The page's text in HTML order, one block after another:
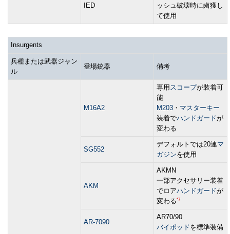
IED
ッシュ破壊時に鹵獲し
て使用
Insurgents
兵種または武器ジャン
ル
登場銃器 備考
M16A2
専用 スコープが装着可
能
M203 ・ マスターキー
装着でハンドガードが
変わる
SG552
デフォルトでは20連マ
ガジンを使用
AKM
AKMN
一部アクセサリー装着
でロアハンドガードが
変わる*7
AR-7090
AR70/90
バイポッドを標準装備